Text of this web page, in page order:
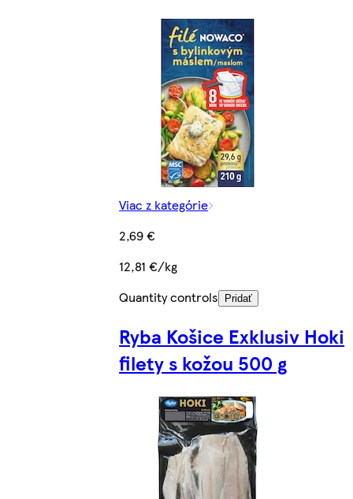
Viac z kategórie
2,69 €
12,81 €/kg
Quantity controls
Pridať
Ryba Košice Exklusiv Hoki
filety s kožou 500 g